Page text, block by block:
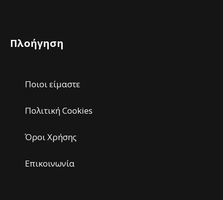
Πλοήγηση
Ποιοι είμαστε
Πολιτική Cookies
Όροι Χρήσης
Επικοινωνία